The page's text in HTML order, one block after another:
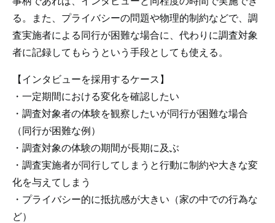
る。また、プライバシーの問題や物理的制約などで、調
査実施者による同行が困難な場合に、代わりに調査対象
者に記録してもらうという手段としても使える。
【インタビューを採用するケース】
・一定期間における変化を確認したい
・調査対象者の体験を観察したいが同行が困難な場合
（同行が困難な例）
・調査対象の体験の期間が長期に及ぶ
・調査実施者が同行してしまうと行動に制約や大きな変
化を与えてしまう
・プライバシー的に抵抗感が大きい（家の中での行為な
ど）